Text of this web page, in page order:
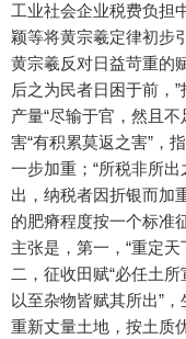
工业社会企业税费负担
颖等将黄宗羲定律初步
黄宗羲反对日益苛重的
后之为民者日困于前，
产量“尽输于官，然且不
害“有积累莫返之害”，
一步加重；“所税非所
出，纳税者因折银而加
的肥瘠程度按一个标准
主张是，第一，“重定
二，征收田赋“必任土
以至杂物皆赋其所出”
重新丈量土地，按土质